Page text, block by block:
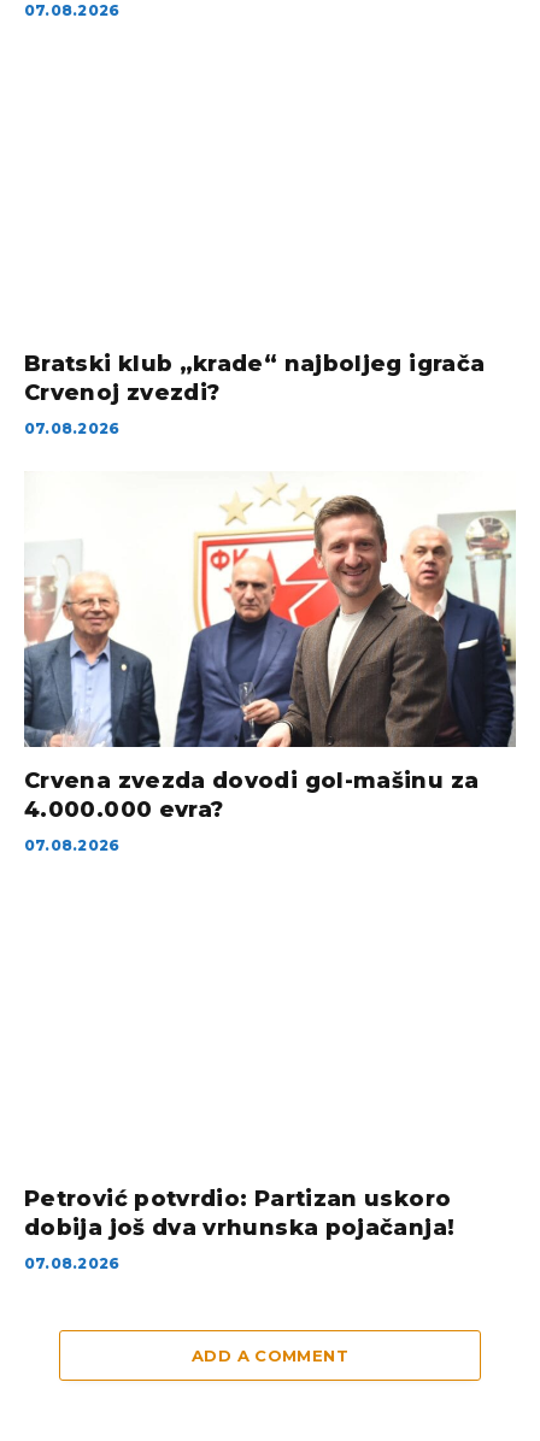
07.08.2026
Bratski klub „krade“ najboljeg igrača
Crvenoj zvezdi?
07.08.2026
Crvena zvezda dovodi gol-mašinu za
4.000.000 evra?
07.08.2026
Petrović potvrdio: Partizan uskoro
dobija još dva vrhunska pojačanja!
07.08.2026
ADD A COMMENT